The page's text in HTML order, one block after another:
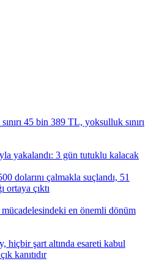
45 bin 389 TL, yoksulluk sınırı
yakalandı: 3 gün tutuklu kalacak
dolarını çalmakla suçlandı, 51
ortaya çıktı
en önemli dönüm
hiçbir şart altında esareti kabul
kanıtıdır